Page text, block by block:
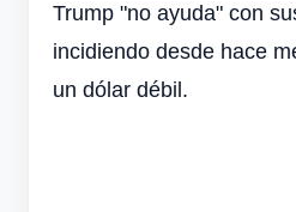
Trump "no ayuda" con
incidiendo desde hace
un dólar débil.